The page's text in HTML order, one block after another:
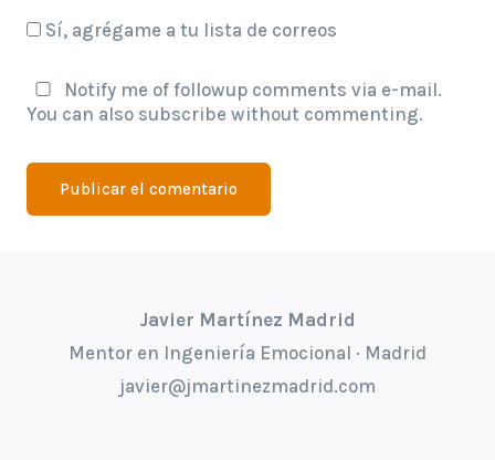
Sí, agrégame a tu lista de correos
Notify me of followup comments via e-mail.
You can also subscribe without commenting.
Javier Martínez Madrid
Mentor en Ingeniería Emocional · Madrid
javier@jmartinezmadrid.com